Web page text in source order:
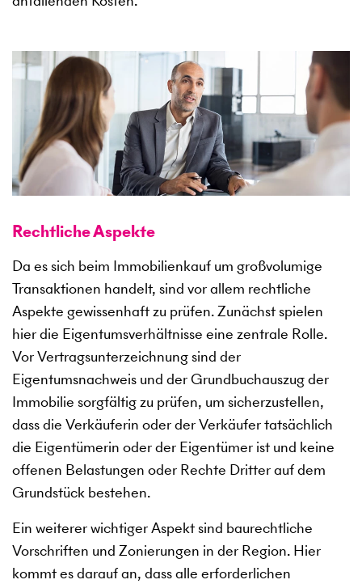
Rechtliche Aspekte
Da es sich beim Immobilienkauf um großvolumige
Transaktionen handelt, sind vor allem rechtliche
Aspekte gewissenhaft zu prüfen. Zunächst spielen
hier die Eigentumsverhältnisse eine zentrale Rolle.
Vor Vertragsunterzeichnung sind der
Eigentumsnachweis und der Grundbuchauszug der
Immobilie sorgfältig zu prüfen, um sicherzustellen,
dass die Verkäuferin oder der Verkäufer tatsächlich
die Eigentümerin oder der Eigentümer ist und keine
offenen Belastungen oder Rechte Dritter auf dem
Grundstück bestehen.
Ein weiterer wichtiger Aspekt sind baurechtliche
Vorschriften und Zonierungen in der Region. Hier
kommt es darauf an, dass alle erforderlichen